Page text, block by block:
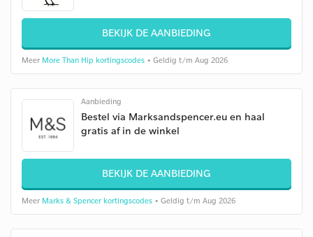
BEKIJK DE AANBIEDING
Meer More Than Hip kortingscodes • Geldig t/m Aug 2026
Aanbieding
Bestel via Marksandspencer.eu en haal
gratis af in de winkel
BEKIJK DE AANBIEDING
Meer Marks & Spencer kortingscodes • Geldig t/m Aug 2026